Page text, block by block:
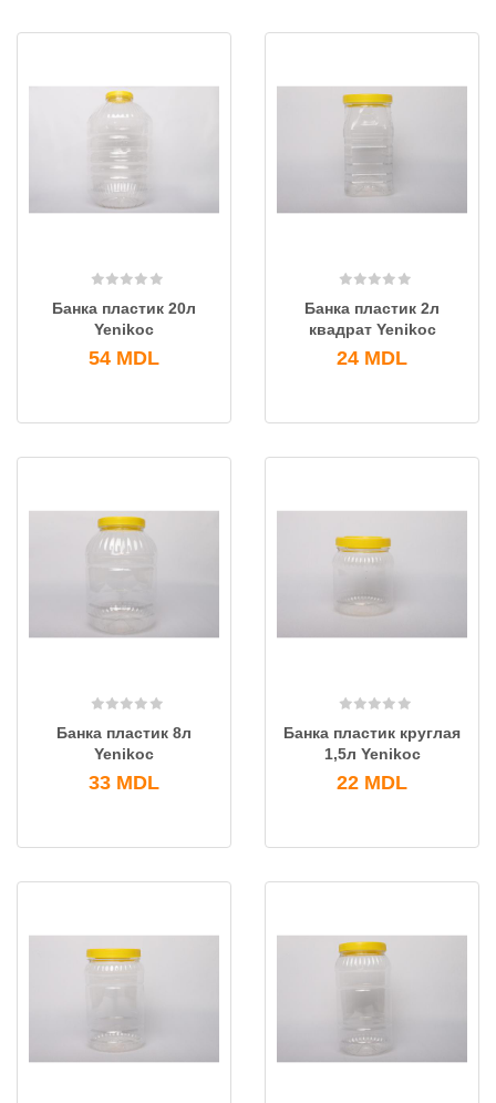
Банка пластик 20л
Yenikoc
54 MDL
Банка пластик 2л
квадрат Yenikoc
24 MDL
Банка пластик 8л
Yenikoc
33 MDL
Банка пластик круглая
1,5л Yenikoc
22 MDL